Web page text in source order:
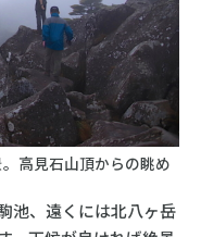
高見石山頂からの眺め
池、遠くには北八ヶ岳